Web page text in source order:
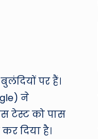
पर हैं।
ने
टेस्ट को पास
दिया है।